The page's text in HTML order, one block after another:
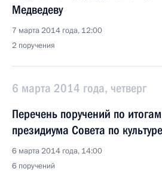
Медведеву
7 марта 2014 года, 12:00
2 поручения
6 марта 2014 года, четверг
Перечень поручений по
президиума Совета по
6 марта 2014 года, 14:00
6 поручений